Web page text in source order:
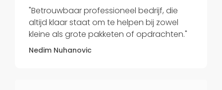
"Betrouwbaar professioneel bedrijf, die
altijd klaar staat om te helpen bij zowel
kleine als grote pakketen of opdrachten."
Nedim Nuhanovic